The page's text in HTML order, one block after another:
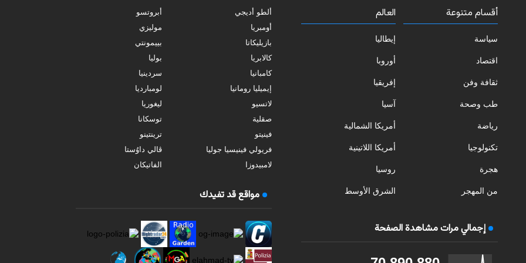
أقسام متنوعة
سياسة
اقتصاد
ثقافة وفن
طب وصحة
رياضة
تكنولوجيا
هجرة
من المهجر
العالم
إيطاليا
أوروبا
إفريقيا
آسيا
أمريكا الشمالية
أمريكا اللاتينية
روسيا
الشرق الأوسط
إجمالي مرات مشاهدة الصفحة
ألطو أديجي
أبروتسو
أومبريا
موليزي
بازيليكاتا
بييمونتي
كالابريا
بوليا
كامبانيا
سردينيا
إيميليا رومانيا
لومبارديا
لاتسيو
ليغوريا
صقلية
توسكانا
فينيتو
ترينتينو
فريولي فينيسيا جوليا
ڤالي داوُستا
لامبيدوزا
الفاتيكان
مواقع قد تفيدك